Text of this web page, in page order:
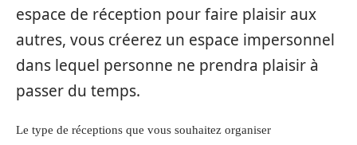
espace de réception pour faire plaisir aux
autres, vous créerez un espace impersonnel
dans lequel personne ne prendra plaisir à
passer du temps.
Le type de réceptions que vous souhaitez organiser